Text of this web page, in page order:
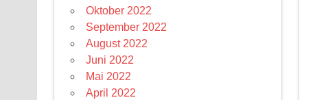
Oktober 2022
September 2022
August 2022
Juni 2022
Mai 2022
April 2022